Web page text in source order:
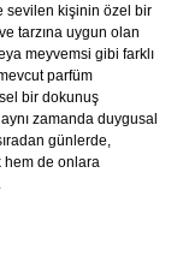
sevilen kişinin özel bir
tarzına uygun olan
meyvemsi gibi farklı
parfüm
bir dokunuş
zamanda duygusal
günlerde,
hem de onlara